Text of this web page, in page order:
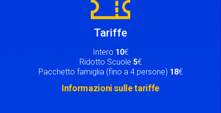
Tariffe
Intero 10€
Ridotto Scuole 5€
Pacchetto famiglia (fino a 4 persone) 18€
Informazioni sulle tariffe